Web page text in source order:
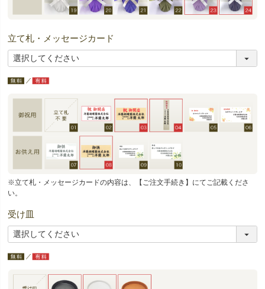
立て札・メッセージカード
※立て札・メッセージカードの内容は、【ご注文手続き】にてご記載くださ
い。
受け皿